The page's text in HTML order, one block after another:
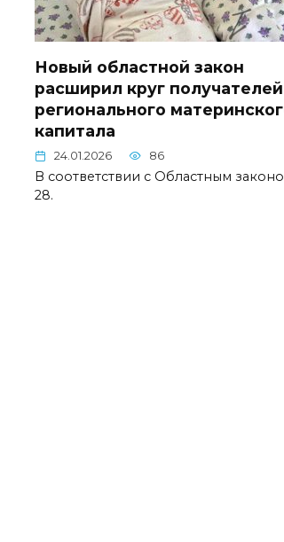
Новый областной закон
расширил круг получателей
регионального
капитала
24.01.2026 86
В соответствии с Областным
28.